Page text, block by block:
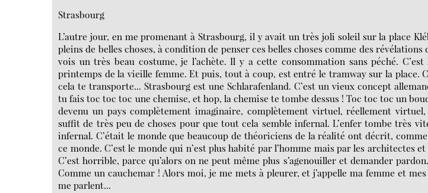
Strasbourg
L’autre jour, en me promenant à Strasbourg, il y avait un très joli soleil sur la place
pleins de belles choses, à condition de penser ces belles choses comme des révélations
vois un très beau costume, je l’achète. Il y a cette consommation sans péché.
printemps de la vieille femme. Et puis, tout à coup, est entré le tramway sur la place.
cela te transporte... Strasbourg est une Schlarafenland. C’est un vieux concept
tu fais toc toc toc une chemise, et hop, la chemise te tombe dessus ! Toc toc toc un
devenu un pays complètement imaginaire, complètement virtuel, réellement
suffit de très peu de choses pour que tout cela semble infernal. L’enfer tombe très
infernal. C’était le monde que beaucoup de théoriciens de la réalité ont décrit,
ce monde. C’est le monde qui n’est plus habité par l’homme mais par les architectes et
C’est horrible, parce qu’alors on ne peut même plus s’agenouiller et demander
Comme un cauchemar ! Alors moi, je me mets à pleurer, et j’appelle ma femme et
me parlent...